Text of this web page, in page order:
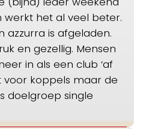
werkt het al veel beter.
azzurra is afgeladen.
en gezellig. Mensen
in als een club ‘af
voor koppels maar de
doelgroep single